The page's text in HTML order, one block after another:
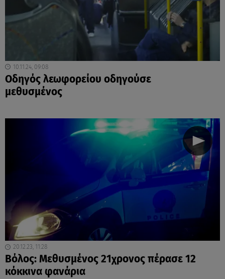
10.11.24, 09:08
Οδηγός λεωφορείου οδηγούσε
μεθυσμένος
20.12.23, 11:28
Βόλος: Μεθυσμένος 21χρονος πέρασε 12
κόκκινα φανάρια